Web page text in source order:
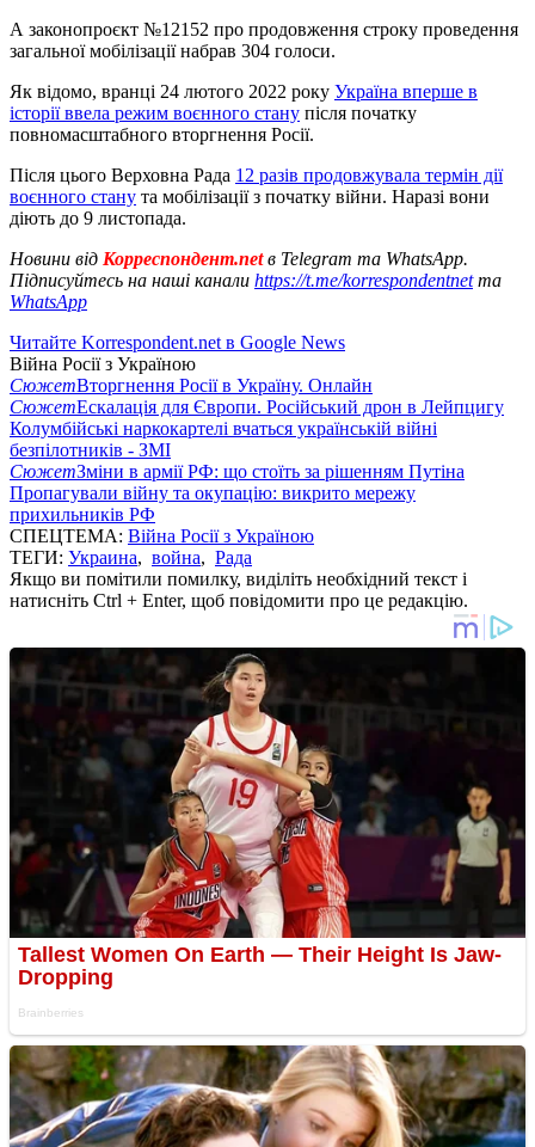
А законопроєкт №12152 про продовження строку проведення
загальної мобілізації набрав 304 голоси.
Як відомо, вранці 24 лютого 2022 року Україна вперше в
історії ввела режим воєнного стану після початку
повномасштабного вторгнення Росії.
Після цього Верховна Рада 12 разів продовжувала термін дії
воєнного стану та мобілізації з початку війни. Наразі вони
діють до 9 листопада.
Новини від Корреспондент.netв Telegram та WhatsApp.
Підписуйтесь на наші канали https://t.me/korrespondentnetта
WhatsApp
Читайте Korrespondent.net в Google News
Війна Росії з Україною
СюжетВторгнення Росії в Україну. Онлайн
СюжетЕскалація для Європи. Російський дрон в Лейпцигу
Колумбійські наркокартелі вчаться українській війні
безпілотників - ЗМІ
СюжетЗміни в армії РФ: що стоїть за рішенням Путіна
Пропагували війну та окупацію: викрито мережу
прихильників РФ
СПЕЦТЕМА: Війна Росії з Україною
ТЕГИ: Украина, война, Рада
Якщо ви помітили помилку, виділіть необхідний текст і
натисніть Ctrl + Enter, щоб повідомити про це редакцію.